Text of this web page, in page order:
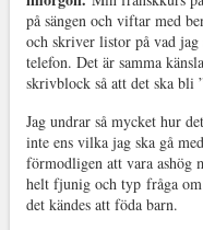
på sängen och viftar med
och skriver listor på vad
telefon. Det är samma
skrivblock så att det ska bli
Jag undrar så mycket hur
inte ens vilka jag ska gå
förmodligen att vara ashög
helt fjunig och typ fråga
det kändes att föda barn.